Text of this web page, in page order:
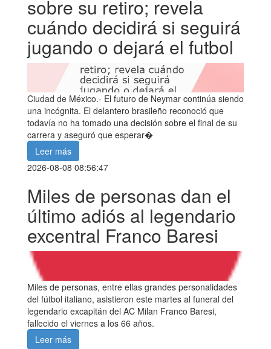
sobre su retiro; revela
cuándo decidirá si seguirá
jugando o dejará el futbol
Ciudad de México.- El futuro de Neymar continúa siendo
una incógnita. El delantero brasileño reconoció que
todavía no ha tomado una decisión sobre el final de su
carrera y aseguró que esperar�
Leer más
2026-08-08 08:56:47
Miles de personas dan el
último adiós al legendario
excentral Franco Baresi
Miles de personas, entre ellas grandes personalidades
del fútbol italiano, asistieron este martes al funeral del
legendario excapitán del AC Milan Franco Baresi,
fallecido el viernes a los 66 años.
Leer más